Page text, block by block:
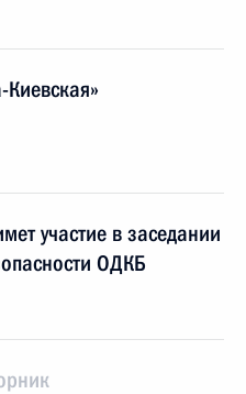
участие в заседании
ОДКБ